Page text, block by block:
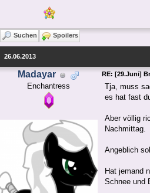
Suchen Spoilers
26.06.2013
Madayar
Enchantress
RE: [29.Juni]
Tja, muss
es hat fast
Aber völlig
Nachmittag.
Angeblich
Hat jemand
Schnee und